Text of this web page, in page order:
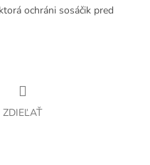
ochráni sosáčik pred
ZDIEĽAŤ